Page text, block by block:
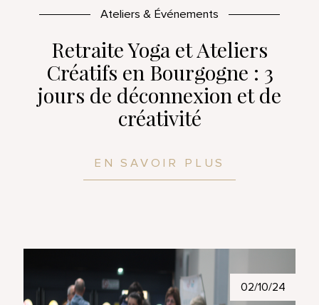
Ateliers & Événements
Retraite Yoga et Ateliers
Créatifs en Bourgogne : 3
jours de déconnexion et de
créativité
EN SAVOIR PLUS
02/10/24